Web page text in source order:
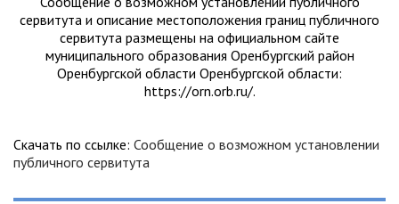
сервитута и описание местоположения границ публичного
сервитута размещены на официальном сайте
муниципального образования Оренбургский район
Оренбургской области Оренбургской области:
https://orn.orb.ru/.
Скачать по ссылке: Сообщение о возможном установлении
публичного сервитута